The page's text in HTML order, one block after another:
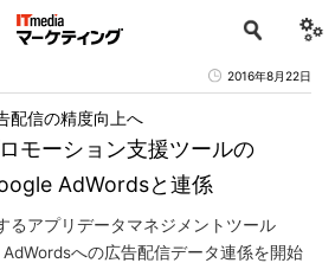
2016年8月22日
モーション支援ツールの
AdWordsと連係
配信の精度向上へ
るアプリデータマネジメントツール
AdWordsへの広告配信データ連係を開始